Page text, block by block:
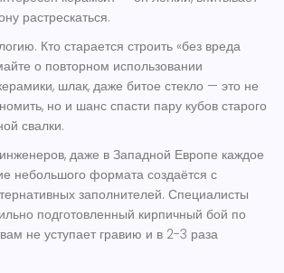
растрескаться.
Кто старается строить «без вреда
о повторном использовании
шлак, даже битое стекло — это не
но и шанс спасти пару кубов старого
свалки.
даже в Западной Европе каждое
небольшого формата создаётся с
заполнителей. Специалисты
подготовленный кирпичный бой по
не уступает гравию и в 2-3 раза